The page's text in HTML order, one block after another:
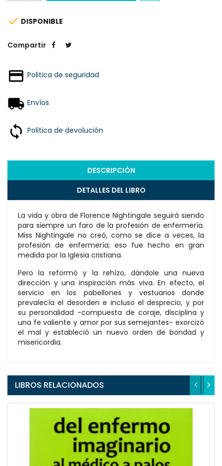
 DISPONIBLE
Compartir
Politica de seguridad
Envíos
Politica de devolución
DESCRIPCIÓN
DETALLES DEL LIBRO
La vida y obra de Florence Nightingale seguirá siendo
para siempre un faro de la profesión de enfermería.
Miss Nightingale no creó, como se dice a veces, la
profesión de enfermería; eso fue hecho en gran
medida por la Iglesia cristiana.
Pero la reformó y la rehízo, dándole una nueva
dirección y una inspiración más viva. En efecto, el
servicio en los pabellones y vestuarios donde
prevalecía el desorden e incluso el desprecio, y por
su personalidad -compuesta de coraje, disciplina y
una fe valiente y amor por sus semejantes- exorcizó
el mal y estableció un nuevo orden de bondad y
misericordia.
LIBROS RELACIONADOS